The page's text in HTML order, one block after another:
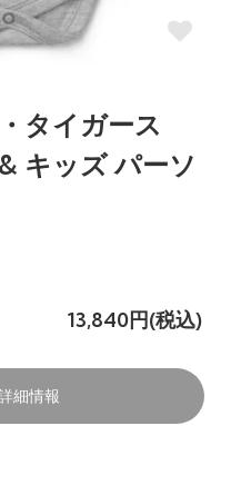
タイガース
キッズ パーソ
13,840円(税込)
細情報